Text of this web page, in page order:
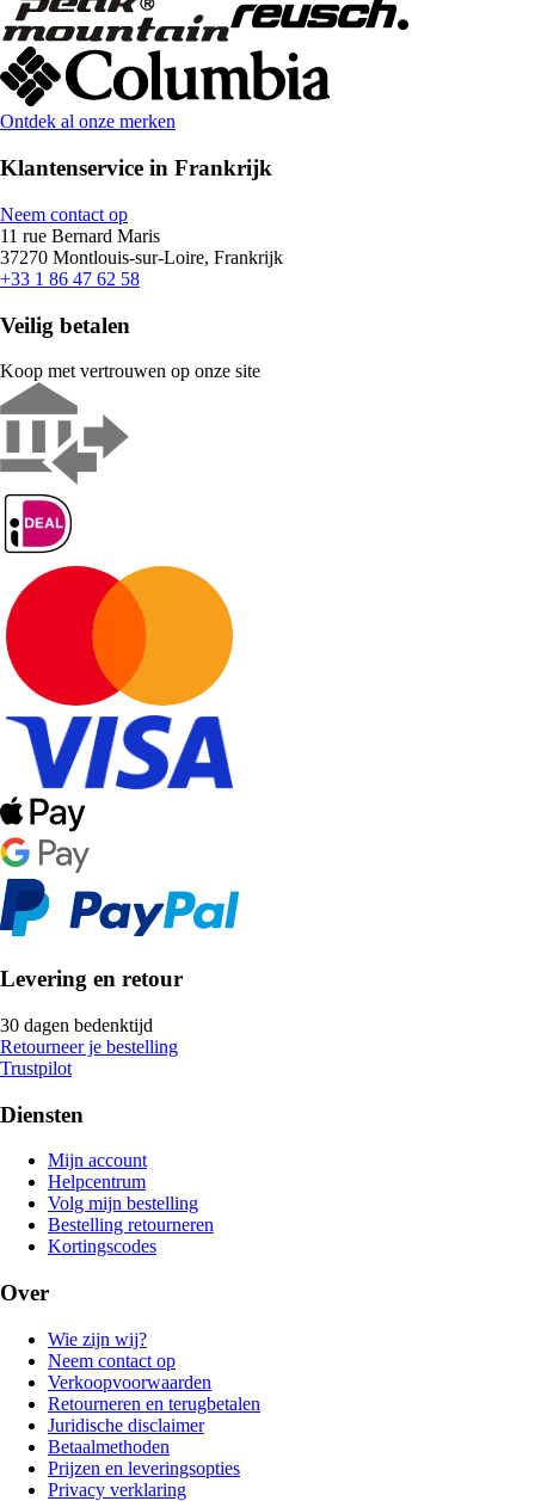
Ontdek al onze merken
Klantenservice in Frankrijk
Neem contact op
11 rue Bernard Maris
37270 Montlouis-sur-Loire, Frankrijk
+33 1 86 47 62 58
Veilig betalen
Koop met vertrouwen op onze site
Levering en retour
30 dagen bedenktijd
Retourneer je bestelling
Trustpilot
Diensten
Mijn account
Helpcentrum
Volg mijn bestelling
Bestelling retourneren
Kortingscodes
Over
Wie zijn wij?
Neem contact op
Verkoopvoorwaarden
Retourneren en terugbetalen
Juridische disclaimer
Betaalmethoden
Prijzen en leveringsopties
Privacy verklaring